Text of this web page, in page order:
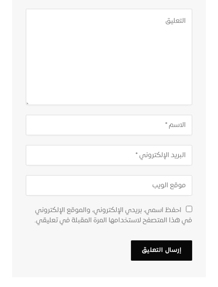
احفظ اسمي، بريدي الإلكتروني، والموقع الإلكتروني
في هذا المتصفح لاستخدامها المرة المقبلة في تعليقي.